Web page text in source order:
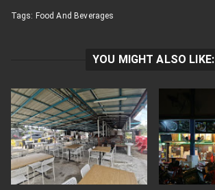
Tags: Food And Beverages
YOU MIGHT ALSO LIKE: